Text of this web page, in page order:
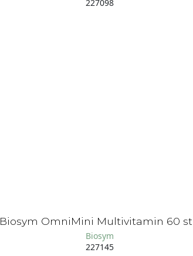
227098
Biosym OmniMini Multivitamin 60
Biosym
227145